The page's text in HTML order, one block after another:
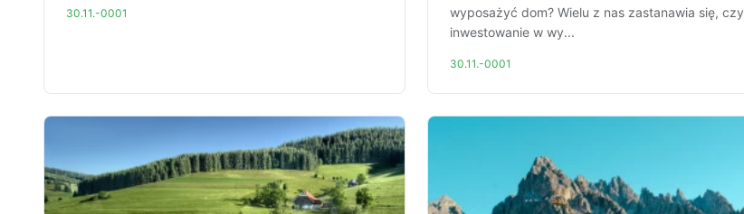
30.11.-0001
wyposażyć dom? Wielu z nas zastanawia się, czy
inwestowanie w wy...
30.11.-0001